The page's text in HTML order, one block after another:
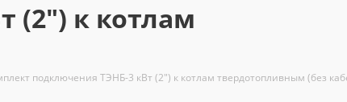
(2") к котлам
подключения ТЭНБ-3 кВт (2") к котлам твердотопливным (без